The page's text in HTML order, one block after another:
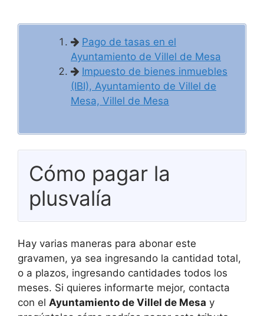
Pago de tasas en el
Ayuntamiento de Villel de Mesa
Impuesto de bienes inmuebles
(IBI), Ayuntamiento de Villel de
Mesa, Villel de Mesa
Cómo pagar la
plusvalía
Hay varias maneras para abonar este
gravamen, ya sea ingresando la cantidad total,
o a plazos, ingresando cantidades todos los
meses. Si quieres informarte mejor, contacta
con el Ayuntamiento de Villel de Mesa y